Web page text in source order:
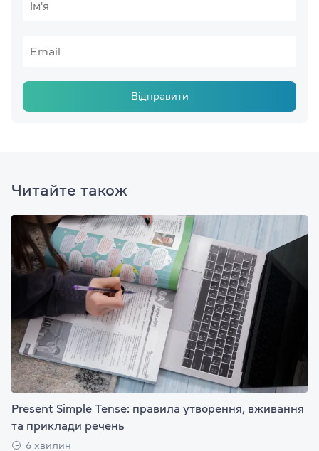
Відправити
Читайте також
Present Simple Tense: правила утворення, вживання
та приклади речень
6 хвилин